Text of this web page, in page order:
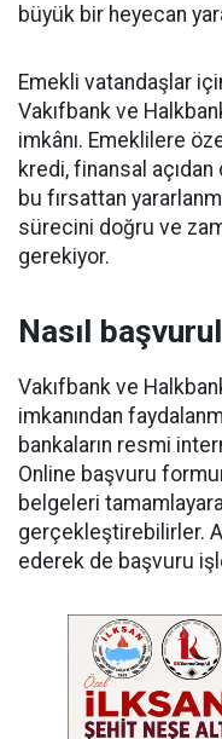
büyük bir heyecan
Emekli vatandaşlar
Vakıfbank ve
imkânı. Emeklilere
kredi, finansal açıdan
bu fırsattan
sürecini doğru ve
gerekiyor.
Nasıl
Vakıfbank ve
imkanından
bankaların resmi
Online başvuru
belgeleri
gerçekleştirebilirler.
ederek de başvuru